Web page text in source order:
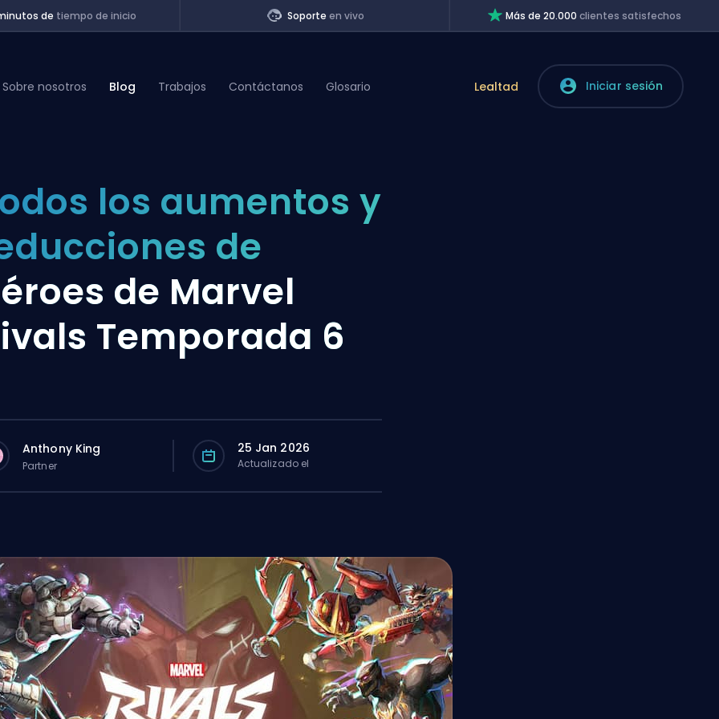
de tiempo de inicio Soporteen vivo Más de 20.000clientes satisfechos
Sobre nosotros Blog Trabajos Contáctanos Glosario Lealtad Iniciar sesión
los aumentos y
de
de Marvel
Temporada 6
Anthony King
Partner
25 Jan 2026
Actualizado el